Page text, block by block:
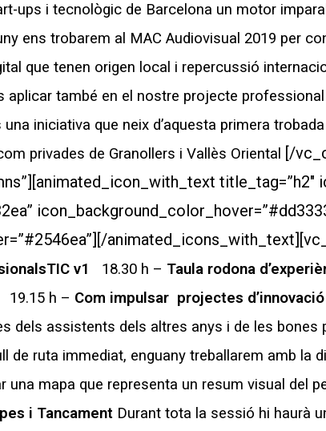
ups i tecnològic de Barcelona un motor
ens trobarem al MAC Audiovisual 2019 per
que tenen origen local i repercussió
aplicar també en el nostre projecte
una iniciativa que neix d’aquesta primera
privades de Granollers i Vallès Oriental [/
title_tag=”h2″
v1
18.30 h – Taula rodona
19.15 h – Com impulsar projectes
dels assistents dels altres anys i de les bones
de ruta immediat, enguany treballarem amb la
mapa que representa un resum visual del
i Tancament Durant tota la sessió hi haurà